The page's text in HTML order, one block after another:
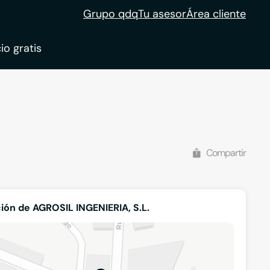
Grupo qdqTu asesorÁrea cliente
gratis
Compartir
de AGROSIL INGENIERIA, S.L.